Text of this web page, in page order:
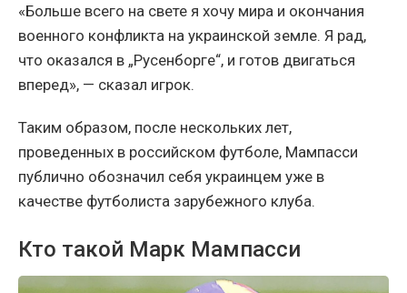
«Больше всего на свете я хочу мира и окончания
военного конфликта на украинской земле. Я рад,
что оказался в „Русенборге“, и готов двигаться
вперед», — сказал игрок.
Таким образом, после нескольких лет,
проведенных в российском футболе, Мампасси
публично обозначил себя украинцем уже в
качестве футболиста зарубежного клуба.
Кто такой Марк Мампасси